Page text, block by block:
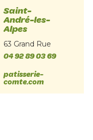
Saint-
André-les-
Alpes
63 Grand Rue
04 92 89 03 69
patisserie-
comte.com